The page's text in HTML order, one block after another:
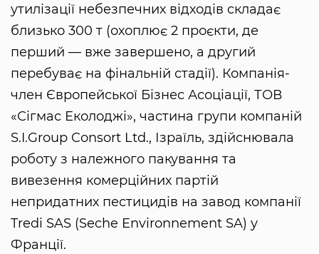
утилізації небезпечних відходів складає
близько 300 т (охоплює 2 проєкти, де
перший — вже завершено, а другий
перебуває на фінальній стадії). Компанія-
член Європейської Бізнес Асоціації, ТОВ
«Сігмас Еколоджі», частина групи компаній
S.I.Group Consort Ltd., Ізраїль, здійснювала
роботу з належного пакування та
вивезення комерційних партій
непридатних пестицидів на завод компанії
Tredi SAS (Seche Environnement SA) у
Франції.